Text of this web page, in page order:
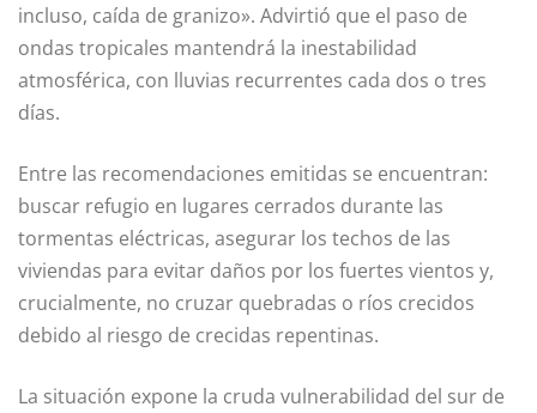
incluso, caída de granizo». Advirtió que el paso de
ondas tropicales mantendrá la inestabilidad
atmosférica, con lluvias recurrentes cada dos o tres
días.
Entre las recomendaciones emitidas se encuentran:
buscar refugio en lugares cerrados durante las
tormentas eléctricas, asegurar los techos de las
viviendas para evitar daños por los fuertes vientos y,
crucialmente, no cruzar quebradas o ríos crecidos
debido al riesgo de crecidas repentinas.
La situación expone la cruda vulnerabilidad del sur de